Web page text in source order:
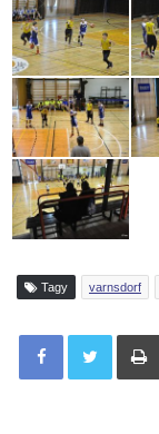
Tagy varnsdorf